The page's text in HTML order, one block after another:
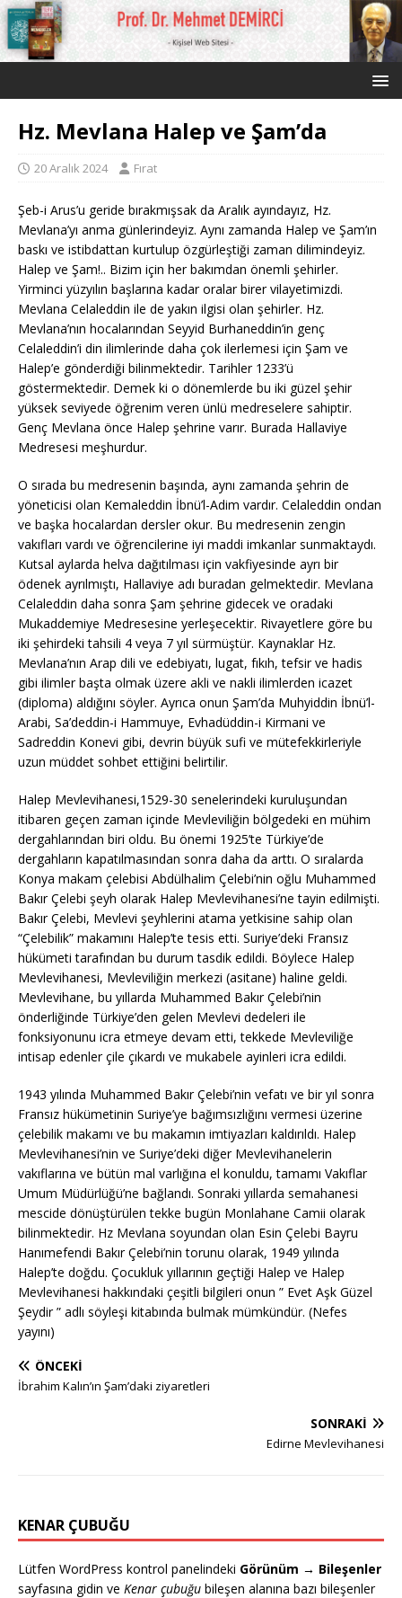
Hz. Mevlana Halep ve Şam’da
20 Aralık 2024 Fırat
Şeb-i Arus’u geride bırakmışsak da Aralık ayındayız, Hz.
Mevlana’yı anma günlerindeyiz. Aynı zamanda Halep ve Şam’ın
baskı ve istibdattan kurtulup özgürleştiği zaman dilimindeyiz.
Halep ve Şam!.. Bizim için her bakımdan önemli şehirler.
Yirminci yüzyılın başlarına kadar oralar birer vilayetimizdi.
Mevlana Celaleddin ile de yakın ilgisi olan şehirler. Hz.
Mevlana’nın hocalarından Seyyid Burhaneddin’in genç
Celaleddin’i din ilimlerinde daha çok ilerlemesi için Şam ve
Halep’e gönderdiği bilinmektedir. Tarihler 1233’ü
göstermektedir. Demek ki o dönemlerde bu iki güzel şehir
yüksek seviyede öğrenim veren ünlü medreselere sahiptir.
Genç Mevlana önce Halep şehrine varır. Burada Hallaviye
Medresesi meşhurdur.
O sırada bu medresenin başında, aynı zamanda şehrin de
yöneticisi olan Kemaleddin İbnü’l-Adim vardır. Celaleddin ondan
ve başka hocalardan dersler okur. Bu medresenin zengin
vakıfları vardı ve öğrencilerine iyi maddi imkanlar sunmaktaydı.
Kutsal aylarda helva dağıtılması için vakfiyesinde ayrı bir
ödenek ayrılmıştı, Hallaviye adı buradan gelmektedir. Mevlana
Celaleddin daha sonra Şam şehrine gidecek ve oradaki
Mukaddemiye Medresesine yerleşecektir. Rivayetlere göre bu
iki şehirdeki tahsili 4 veya 7 yıl sürmüştür. Kaynaklar Hz.
Mevlana’nın Arap dili ve edebiyatı, lugat, fıkıh, tefsir ve hadis
gibi ilimler başta olmak üzere akli ve nakli ilimlerden icazet
(diploma) aldığını söyler. Ayrıca onun Şam’da Muhyiddin İbnü’l-
Arabi, Sa’deddin-i Hammuye, Evhadüddin-i Kirmani ve
Sadreddin Konevi gibi, devrin büyük sufi ve mütefekkirleriyle
uzun müddet sohbet ettiğini belirtilir.
Halep Mevlevihanesi,1529-30 senelerindeki kuruluşundan
itibaren geçen zaman içinde Mevleviliğin bölgedeki en mühim
dergahlarından biri oldu. Bu önemi 1925’te Türkiye’de
dergahların kapatılmasından sonra daha da arttı. O sıralarda
Konya makam çelebisi Abdülhalim Çelebi’nin oğlu Muhammed
Bakır Çelebi şeyh olarak Halep Mevlevihanesi’ne tayin edilmişti.
Bakır Çelebi, Mevlevi şeyhlerini atama yetkisine sahip olan
“Çelebilik” makamını Halep’te tesis etti. Suriye’deki Fransız
hükümeti tarafından bu durum tasdik edildi. Böylece Halep
Mevlevihanesi, Mevleviliğin merkezi (asitane) haline geldi.
Mevlevihane, bu yıllarda Muhammed Bakır Çelebi’nin
önderliğinde Türkiye’den gelen Mevlevi dedeleri ile
fonksiyonunu icra etmeye devam etti, tekkede Mevleviliğe
intisap edenler çile çıkardı ve mukabele ayinleri icra edildi.
1943 yılında Muhammed Bakır Çelebi’nin vefatı ve bir yıl sonra
Fransız hükümetinin Suriye’ye bağımsızlığını vermesi üzerine
çelebilik makamı ve bu makamın imtiyazları kaldırıldı. Halep
Mevlevihanesi’nin ve Suriye’deki diğer Mevlevihanelerin
vakıflarına ve bütün mal varlığına el konuldu, tamamı Vakıflar
Umum Müdürlüğü’ne bağlandı. Sonraki yıllarda semahanesi
mescide dönüştürülen tekke bugün Monlahane Camii olarak
bilinmektedir. Hz Mevlana soyundan olan Esin Çelebi Bayru
Hanımefendi Bakır Çelebi’nin torunu olarak, 1949 yılında
Halep’te doğdu. Çocukluk yıllarının geçtiği Halep ve Halep
Mevlevihanesi hakkındaki çeşitli bilgileri onun ” Evet Aşk Güzel
Şeydir ” adlı söyleşi kitabında bulmak mümkündür. (Nefes
yayını)
ÖNCEKI
İbrahim Kalın’ın Şam’daki ziyaretleri
SONRAKI
Edirne Mevlevihanesi
KENAR ÇUBUĞU
Lütfen WordPress kontrol panelindeki Görünüm → Bileşenler
sayfasına gidin ve Kenar çubuğu bileşen alanına bazı bileşenler